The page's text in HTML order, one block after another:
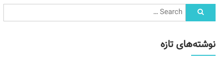
نوشته‌های تازه